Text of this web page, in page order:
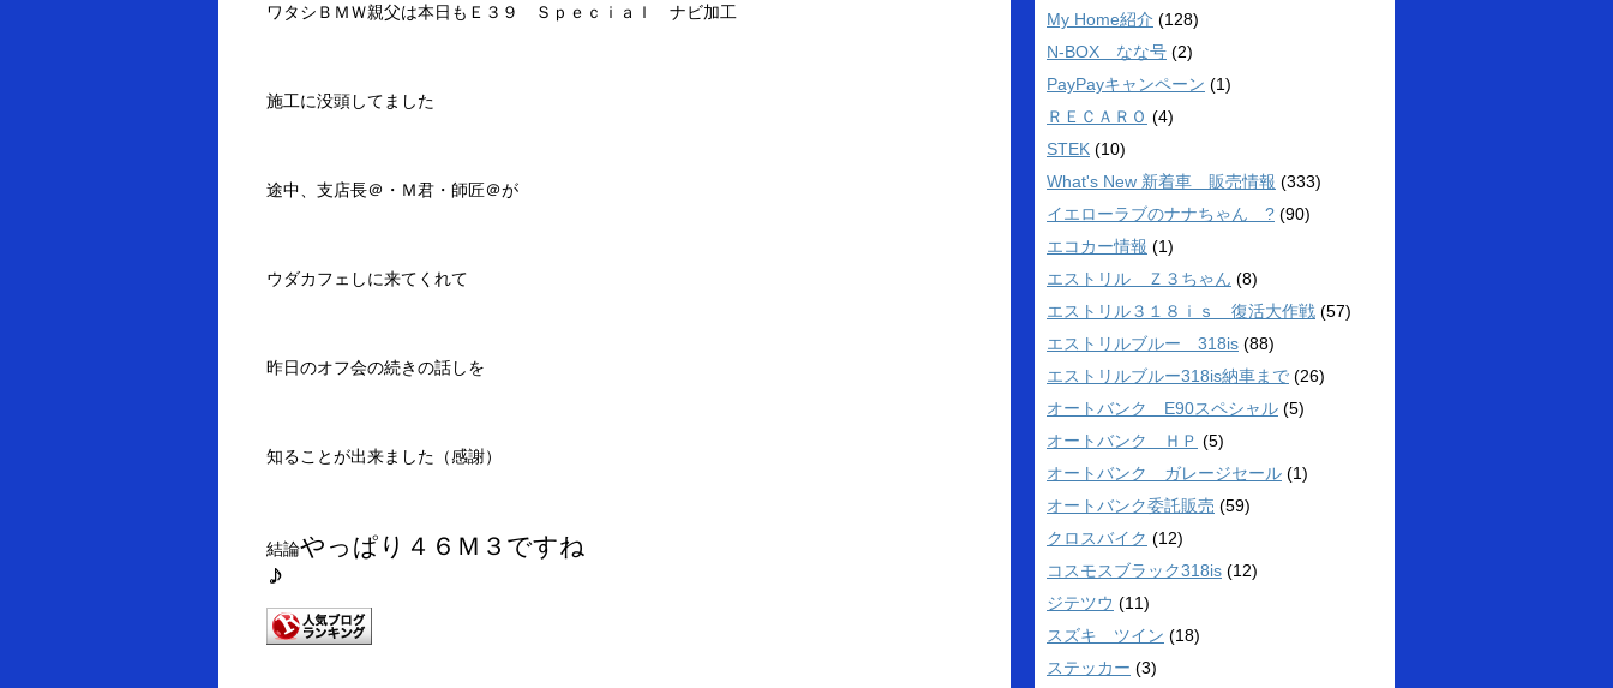
ワタシＢＭＷ親父は本日もＥ３９ Ｓｐｅｃｉａｌ ナビ加工
施工に没頭してました
途中、支店長＠・Ｍ君・師匠＠が
ウダカフェしに来てくれて
昨日のオフ会の続きの話しを
知ることが出来ました（感謝）
結論やっぱり４６Ｍ３ですね
My Home紹介 (128)
N-BOX なな号 (2)
PayPayキャンペーン (1)
ＲＥＣＡＲＯ (4)
STEK (10)
What's New 新着車 販売情報 (333)
イエローラブのナナちゃん ? (90)
エコカー情報 (1)
エストリル Ｚ３ちゃん (8)
エストリル３１８ｉｓ 復活大作戦 (57)
エストリルブルー 318is (88)
エストリルブルー318is納車まで (26)
オートバンク E90スペシャル (5)
オートバンク ＨＰ (5)
オートバンク ガレージセール (1)
オートバンク委託販売 (59)
クロスバイク (12)
コスモスブラック318is (12)
ジテツウ (11)
スズキ ツイン (18)
ステッカー (3)